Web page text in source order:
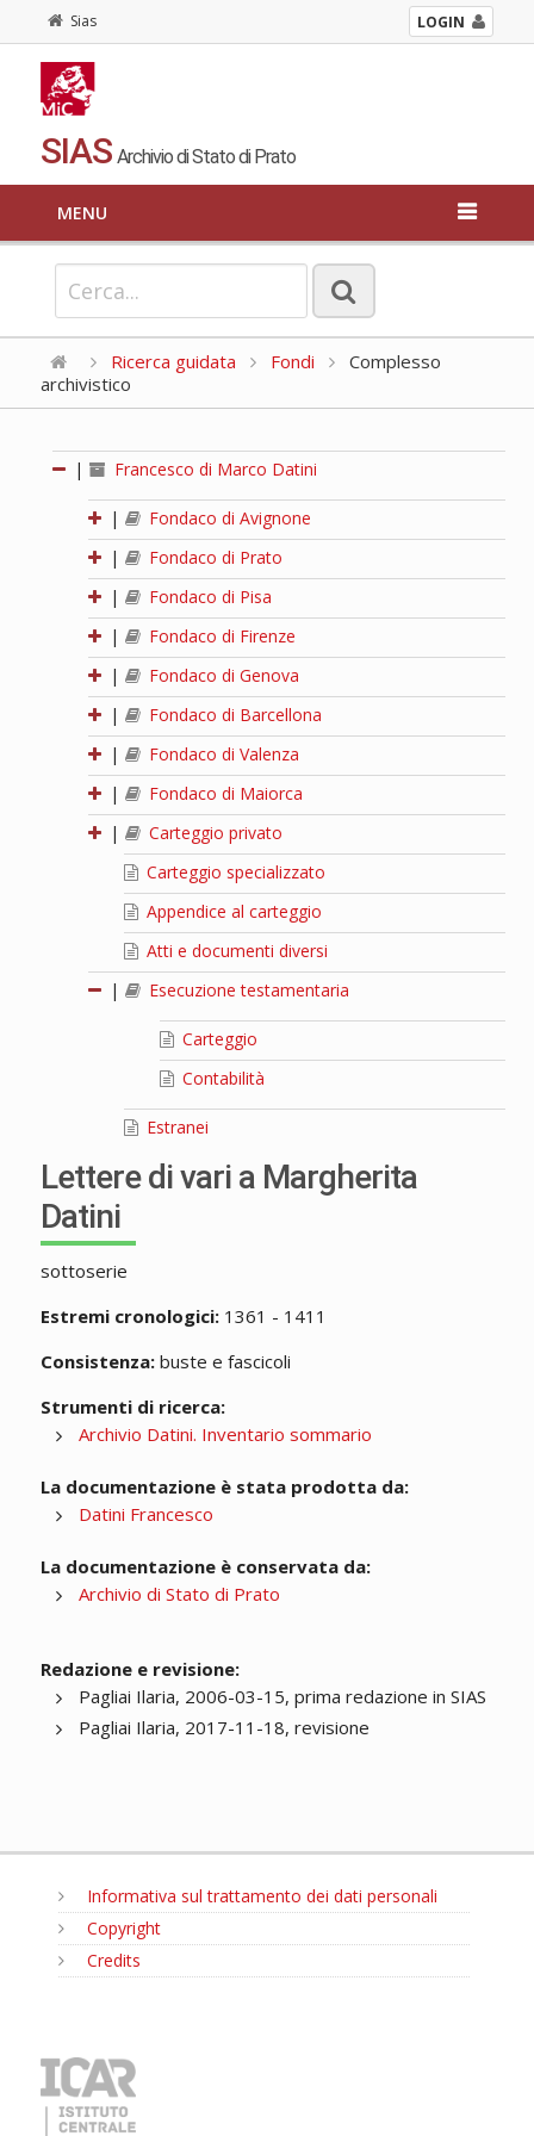
Sias LOGIN
SIAS Archivio di Stato di Prato
MENU
Ricerca guidata Fondi
Complesso
archivistico
| Francesco di Marco Datini
|
Fondaco di Avignone
|
Fondaco di Prato
|
Fondaco di Pisa
|
Fondaco di Firenze
|
Fondaco di Genova
|
Fondaco di Barcellona
|
Fondaco di Valenza
|
Fondaco di Maiorca
|
Carteggio privato
Carteggio specializzato
Appendice al carteggio
Atti e documenti diversi
|
Esecuzione testamentaria
Carteggio
Contabilità
Estranei
Lettere di vari a Margherita
Datini
sottoserie
Estremi cronologici:1361 - 1411
Consistenza:buste e fascicoli
Strumenti di ricerca:
Archivio Datini. Inventario sommario
La documentazione è stata prodotta da:
Datini Francesco
La documentazione è conservata da:
Archivio di Stato di Prato
Redazione e revisione:
Pagliai Ilaria, 2006-03-15, prima redazione in SIAS
Pagliai Ilaria, 2017-11-18, revisione
Informativa sul trattamento dei dati personali
Copyright
Credits